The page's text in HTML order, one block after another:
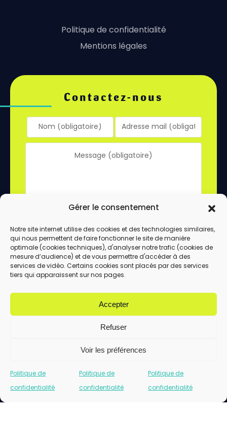
Gérer le consentement
Notre site internet utilise des cookies et des technologies similaires,
qui nous permettent de faire fonctionner le site de manière
optimale (cookies techniques), d'analyser notre trafic (cookies de
mesure d’audience) et de vous permettre d'accéder à des
services de vidéo. Certains cookies sont placés par des services
tiers qui apparaissent sur nos pages.
Accepter
Refuser
Voir les préférences
Politique de
confidentialité
Politique de
confidentialité
Politique de
confidentialité
Politique de confidentialité
Mentions légales
Contactez-nous
En utilisant ce formulaire, vous acceptez le
stockage et le traitement de vos données
par ce site.